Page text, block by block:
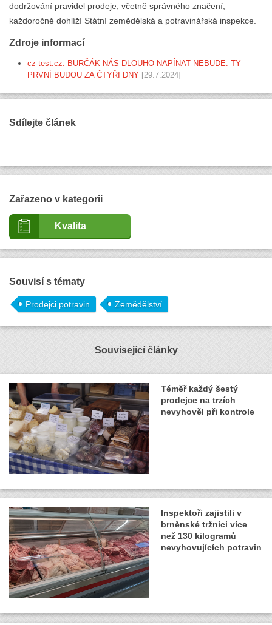
dodržování pravidel prodeje, včetně správného značení,
každoročně dohlíží Státní zemědělská a potravinářská inspekce.
Zdroje informací
cz-test.cz: BURČÁK NÁS DLOUHO NAPÍNAT NEBUDE: TY
PRVNÍ BUDOU ZA ČTYŘI DNY [29.7.2024]
Sdílejte článek
Zařazeno v kategorii
Kvalita
Souvisí s tématy
Prodejci potravin Zemědělství
Související články
Téměř každý šestý
prodejce na trzích
nevyhověl při kontrole
Inspektoři zajistili v
brněnské tržnici více
než 130 kilogramů
nevyhovujících potravin